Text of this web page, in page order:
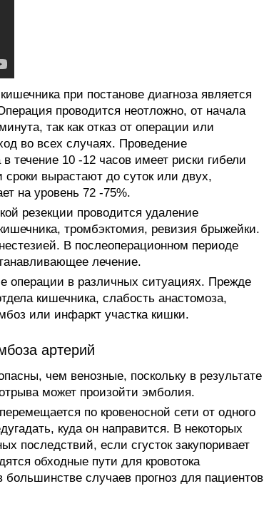
при постанове диагноза является
проводится неотложно, от начала
так как отказ от операции или
во всех случаях. Проведение
течение 10 -12 часов имеет риски гибели
вырастают до суток или двух,
на уровень 72 -75%.
резекции проводится удаление
тромбэктомия, ревизия брыжейки.
В послеоперационном периоде
лечение.
операции в различных ситуациях. Прежде
кишечника, слабость анастомоза,
или инфаркт участка кишки.
артерий
чем венозные, поскольку в результате
может произойти эмболия.
по кровеносной сети от одного
куда он направится. В некоторых
последствий, если сгусток закупоривает
обходные пути для кровотока
случаев прогноз для пациентов